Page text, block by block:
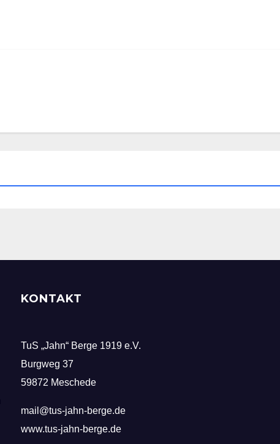
KONTAKT
TuS „Jahn“ Berge 1919 e.V.
Burgweg 37
59872 Meschede
mail@tus-jahn-berge.de
www.tus-jahn-berge.de